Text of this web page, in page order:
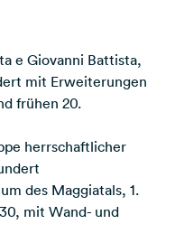
e Giovanni Battista,
mit Erweiterungen
frühen 20.
herrschaftlicher
des Maggiatals, 1.
mit Wand- und